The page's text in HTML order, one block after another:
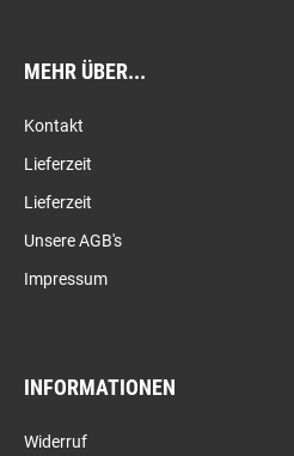
MEHR ÜBER...
Kontakt
Lieferzeit
Lieferzeit
Unsere AGB's
Impressum
INFORMATIONEN
Widerruf